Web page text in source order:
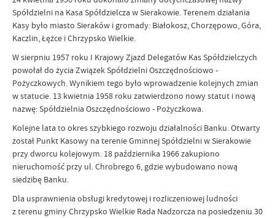
Spółdzielni na Kasa Spółdzielcza w Sierakowie. Terenem działania
Kasy było miasto Sieraków i gromady: Białokosz, Chorzępowo, Góra,
Kaczlin, Łężce i Chrzypsko Wielkie.
W sierpniu 1957 roku I Krajowy Zjazd Delegatów Kas Spółdzielczych
powołał do życia Związek Spółdzielni Oszczędnościowo -
Pożyczkowych. Wynikiem tego było wprowadzenie kolejnych zmian
w statucie. 13 kwietnia 1958 roku zatwierdzono nowy statut i nową
nazwę: Spółdzielnia Oszczędnościowo - Pożyczkowa.
Kolejne lata to okres szybkiego rozwoju działalności Banku. Otwarty
został Punkt Kasowy na terenie Gminnej Spółdzielni w Sierakowie
przy dworcu kolejowym. 18 października 1966 zakupiono
nieruchomość przy ul. Chrobrego 6, gdzie wybudowano nową
siedzibę Banku.
Dla usprawnienia obsługi kredytowej i rozliczeniowej ludności
z terenu gminy Chrzypsko Wielkie Rada Nadzorcza na posiedzeniu 30